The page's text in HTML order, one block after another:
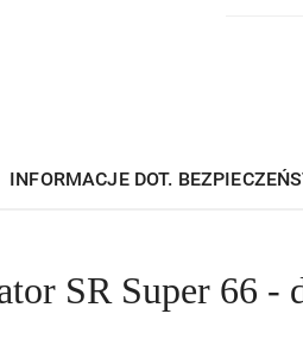
INFORMACJE DOT.
SR Super 66 -